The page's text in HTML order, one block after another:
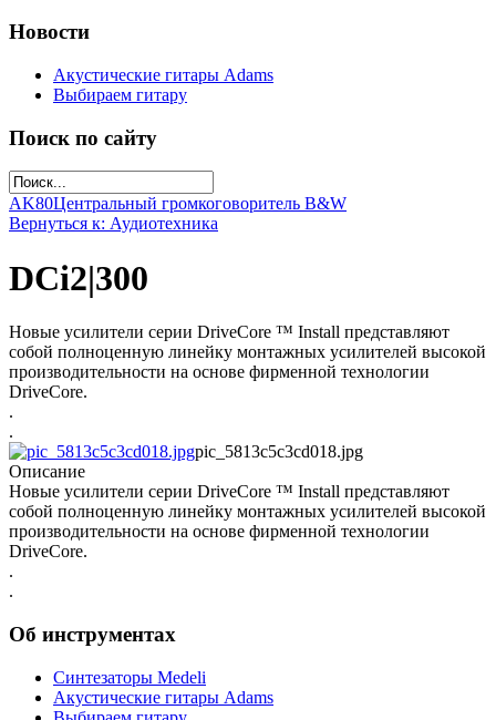
Новости
Акустические гитары Adams
Выбираем гитару
Поиск по сайту
AK80Центральный громкоговоритель B&W
Вернуться к: Аудиотехника
DCi2|300
Новые усилители серии DriveCore ™ Install представляют
собой полноценную линейку монтажных усилителей высокой
производительности на основе фирменной технологии
DriveCore.
.
.
pic_5813c5c3cd018.jpg
Описание
Новые усилители серии DriveCore ™ Install представляют
собой полноценную линейку монтажных усилителей высокой
производительности на основе фирменной технологии
DriveCore.
.
.
Об инструментах
Синтезаторы Мedeli
Акустические гитары Adams